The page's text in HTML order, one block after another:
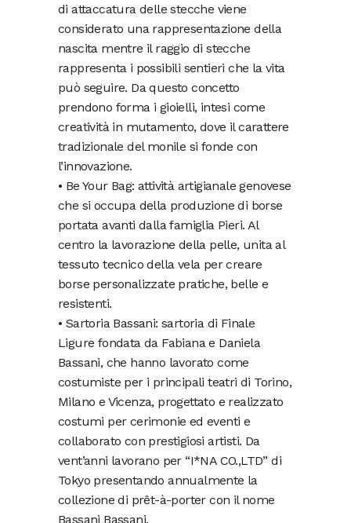
di attaccatura delle stecche viene
considerato una rappresentazione della
nascita mentre il raggio di stecche
rappresenta i possibili sentieri che la vita
può seguire. Da questo concetto
prendono forma i gioielli, intesi come
creatività in mutamento, dove il carattere
tradizionale del monile si fonde con
l’innovazione.
• Be Your Bag: attività artigianale genovese
che si occupa della produzione di borse
portata avanti dalla famiglia Pieri. Al
centro la lavorazione della pelle, unita al
tessuto tecnico della vela per creare
borse personalizzate pratiche, belle e
resistenti.
• Sartoria Bassani: sartoria di Finale
Ligure fondata da Fabiana e Daniela
Bassani, che hanno lavorato come
costumiste per i principali teatri di Torino,
Milano e Vicenza, progettato e realizzato
costumi per cerimonie ed eventi e
collaborato con prestigiosi artisti. Da
vent’anni lavorano per “I*NA CO.,LTD” di
Tokyo presentando annualmente la
collezione di prêt-à-porter con il nome
Bassani Bassani.